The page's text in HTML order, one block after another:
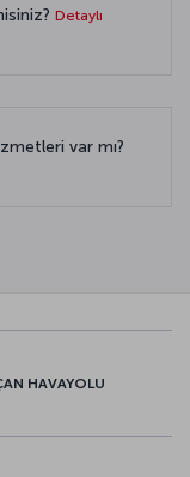
Detaylı
var mı?
HAVAYOLU